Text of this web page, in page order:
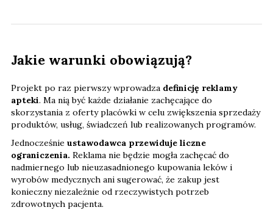
Jakie warunki obowiązują?
Projekt po raz pierwszy wprowadza definicję reklamy
apteki. Ma nią być każde działanie zachęcające do
skorzystania z oferty placówki w celu zwiększenia sprzedaży
produktów, usług, świadczeń lub realizowanych programów.
Jednocześnie ustawodawca przewiduje liczne
ograniczenia. Reklama nie będzie mogła zachęcać do
nadmiernego lub nieuzasadnionego kupowania leków i
wyrobów medycznych ani sugerować, że zakup jest
konieczny niezależnie od rzeczywistych potrzeb
zdrowotnych pacjenta.